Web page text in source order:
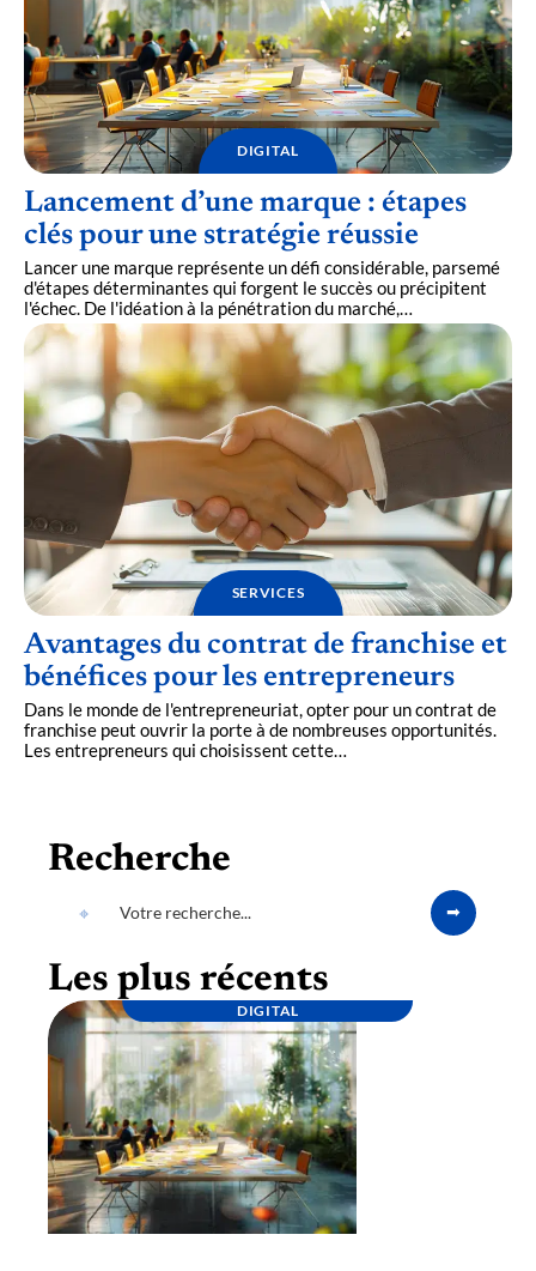
DIGITAL
Lancement d’une marque : étapes
clés pour une stratégie réussie
Lancer une marque représente un défi considérable, parsemé
d'étapes déterminantes qui forgent le succès ou précipitent
l'échec. De l'idéation à la pénétration du marché,…
SERVICES
Avantages du contrat de franchise et
bénéfices pour les entrepreneurs
Dans le monde de l'entrepreneuriat, opter pour un contrat de
franchise peut ouvrir la porte à de nombreuses opportunités.
Les entrepreneurs qui choisissent cette…
Recherche
Les plus récents
DIGITAL